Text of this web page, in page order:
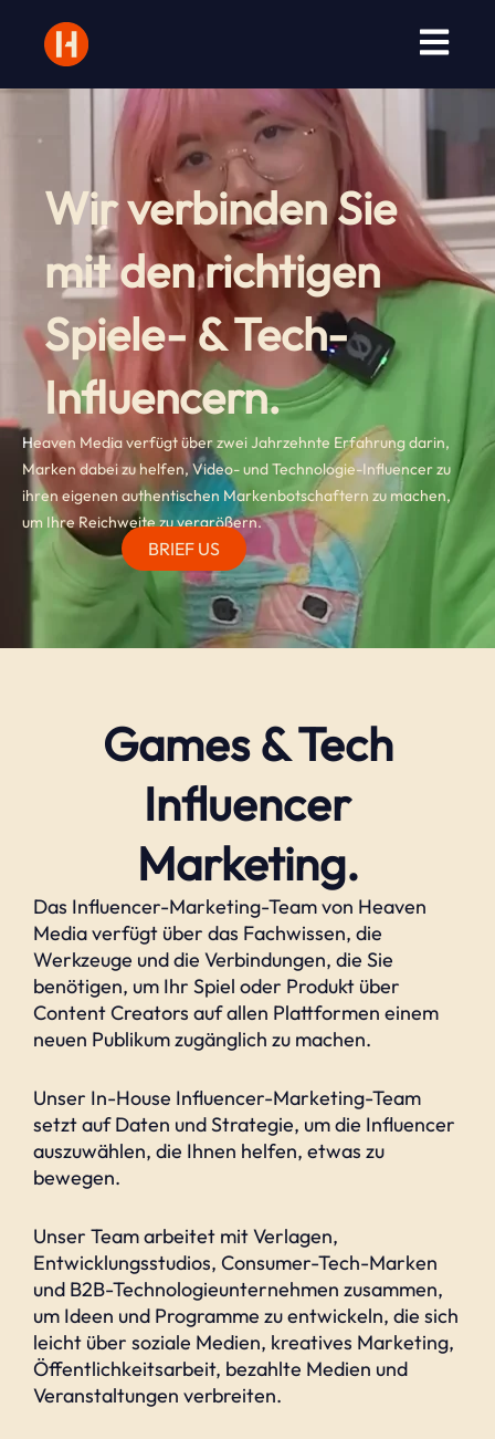
springen
Wir verbinden Sie
mit den richtigen
Spiele- & Tech-
Influencern.
Heaven Media verfügt über zwei Jahrzehnte Erfahrung darin,
Marken dabei zu helfen, Video- und Technologie-Influencer zu
ihren eigenen authentischen Markenbotschaftern zu machen,
um Ihre Reichweite zu vergrößern.
BRIEF US
Games & Tech
Influencer
Marketing.
Das Influencer-Marketing-Team von Heaven
Media verfügt über das Fachwissen, die
Werkzeuge und die Verbindungen, die Sie
benötigen, um Ihr Spiel oder Produkt über
Content Creators auf allen Plattformen einem
neuen Publikum zugänglich zu machen.
Unser In-House Influencer-Marketing-Team
setzt auf Daten und Strategie, um die Influencer
auszuwählen, die Ihnen helfen, etwas zu
bewegen.
Unser Team arbeitet mit Verlagen,
Entwicklungsstudios, Consumer-Tech-Marken
und B2B-Technologieunternehmen zusammen,
um Ideen und Programme zu entwickeln, die sich
leicht über soziale Medien, kreatives Marketing,
Öffentlichkeitsarbeit, bezahlte Medien und
Veranstaltungen verbreiten.